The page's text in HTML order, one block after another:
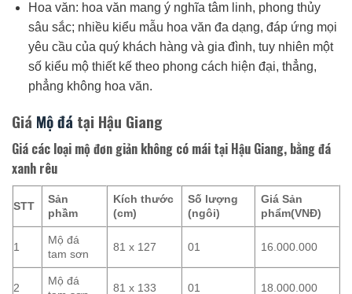
Hoa văn: hoa văn mang ý nghĩa tâm linh, phong thủy
sâu sắc; nhiều kiểu mẫu hoa văn đa dạng, đáp ứng mọi
yêu cầu của quý khách hàng và gia đình, tuy nhiên một
số kiểu mộ thiết kế theo phong cách hiện đại, thẳng,
phẳng không hoa văn.
Giá Mộ đá tại Hậu Giang
Giá các loại mộ đơn giản không có mái tại Hậu Giang, bằng đá
xanh rêu
STT
Sản
phầm
Kích thước
(cm)
Số lượng
(ngôi)
Giá Sản
phẩm(VNĐ)
1
Mộ đá
tam sơn
81 x 127 01 16.000.000
2
Mộ đá
81 x 133 01 18.000.000